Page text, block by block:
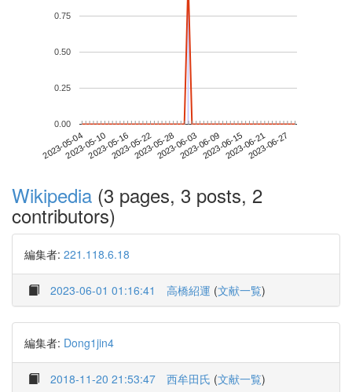
2023-05-042023-05-102023-05-162023-05-222023-05-282023-06-032023-06-092023-06-152023-06-212023-06-27
0.00
0.25
0.50
0.75
Wikipedia (3 pages, 3 posts, 2
contributors)
編集者: 221.118.6.18
2023-06-01 01:16:41 高橋紹運 (文献一覧)
編集者: Dong1jin4
2018-11-20 21:53:47 西牟田氏 (文献一覧)